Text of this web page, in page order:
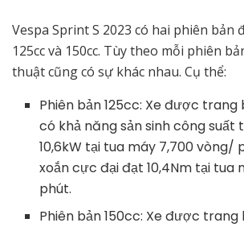
Vespa Sprint S 2023 có hai phiên bản
125cc và 150cc. Tùy theo mỗi phiên
thuật cũng có sự khác nhau. Cụ thể:
Phiên bản 125cc: Xe được
có khả năng sản sinh công suất
10,6kW tại tua máy 7,700 vòng/
xoắn cực đại đạt 10,4Nm tại tua
phút.
Phiên bản 150cc: Xe được